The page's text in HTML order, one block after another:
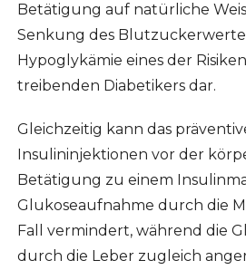
Betätigung auf natürliche
Senkung des
Hypoglykämie eines der
treibenden Diabetikers dar.
Gleichzeitig kann das
Insulininjektionen vor der
Betätigung zu einem
Glukoseaufnahme durch die
Fall vermindert, während die
durch die Leber zugleich